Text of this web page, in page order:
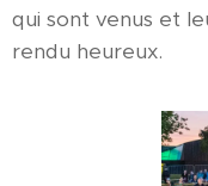
qui sont venus et
rendu heureux.